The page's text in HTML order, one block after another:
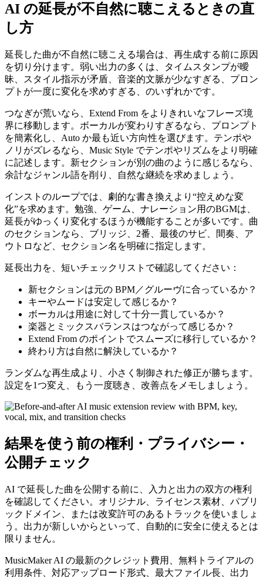
AI の延長が不自然に聴こえるときの直
し方
延長した曲が不自然に聴こえる場合は、再生成する前に原因
を切り分けます。弱い出力の多くは、タイムスタンプが曖
昧、スタイル指示が矛盾、音楽的文脈が少なすぎる、プロン
プトが一度に変化を求めすぎる、のいずれかです。
つなぎが荒いなら、Extend From をよりきれいなフレーズ境
界に移動します。ボーカルが変わりすぎるなら、プロンプト
を簡素化し、Auto か最も近い方向性を選びます。テンポや
ノリがズレるなら、Music Style でテンポやリズムをより明確
に記述します。新セクションが別の曲のように感じるなら、
余計なジャンル語を削り、自然な継続を求めましょう。
インストのループでは、劇的な書き換えより“控えめな変
化”を求めます。勉強、ゲーム、ナレーション用のBGMは、
延長がゆっくり変化するほうが機能することが多いです。曲
のセクションなら、ブリッジ、2番、最後のサビ、間奏、ア
ウトロなど、セクション名を明確に指定します。
延長出力を、短いチェックリストで確認してください：
新セクションは元の BPM／グルーヴに合っているか？
キーやムードは安定して感じるか？
ボーカルは用途に対して十分一貫しているか？
楽器とミックスバランスはつながって感じるか？
Extend From のポイントでスムーズに移行しているか？
終わり方は自然に解決しているか？
ランダムな再生成より、小さく制御された修正が勝ちます。
設定を1つ変え、もう一度聴き、改善点をメモしましょう。
結果を使う前の権利・プライバシー・
公開チェック
AI で延長した曲を公開する前に、入力と出力の双方の権利
を確認してください。オリジナル、ライセンス素材、パブリ
ックドメイン、または改変許可のあるトラックを使いましょ
う。出力が新しいからといって、自動的に安全に使えるとは
限りません。
MusicMaker AI の最新のクレジット費用、無料トライアルの
利用条件、対応アップロード形式、最大ファイル長、出力